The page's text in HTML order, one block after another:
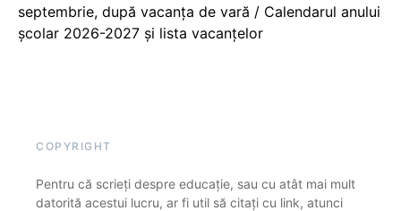
septembrie, după vacanța de vară / Calendarul anului
școlar 2026-2027 și lista vacanțelor
COPYRIGHT
Pentru că scrieți despre educație, sau cu atât mai mult
datorită acestui lucru, ar fi util să citați cu link, atunci